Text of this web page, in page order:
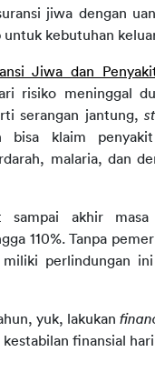
jiwa dengan
untuk kebutuhan
Jiwa dan
risiko meninggal
serangan jantung,
bisa klaim
malaria, dan
sampai akhir masa
110%. Tanpa
miliki perlindungan
yuk, lakukan
kestabilan finansial